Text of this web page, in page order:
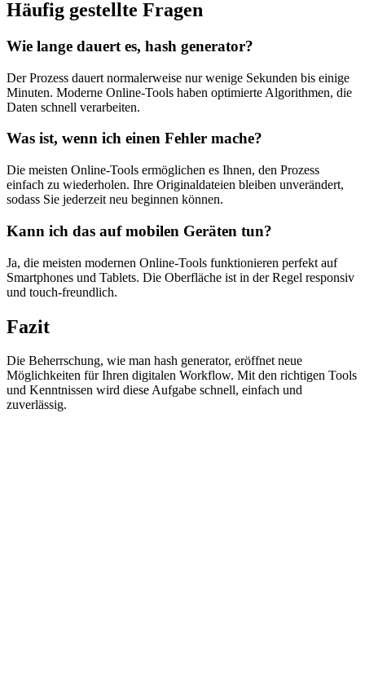
Häufig gestellte Fragen
Wie lange dauert es, hash generator?
Der Prozess dauert normalerweise nur wenige Sekunden bis einige
Minuten. Moderne Online-Tools haben optimierte Algorithmen, die
Daten schnell verarbeiten.
Was ist, wenn ich einen Fehler mache?
Die meisten Online-Tools ermöglichen es Ihnen, den Prozess
einfach zu wiederholen. Ihre Originaldateien bleiben unverändert,
sodass Sie jederzeit neu beginnen können.
Kann ich das auf mobilen Geräten tun?
Ja, die meisten modernen Online-Tools funktionieren perfekt auf
Smartphones und Tablets. Die Oberfläche ist in der Regel responsiv
und touch-freundlich.
Fazit
Die Beherrschung, wie man hash generator, eröffnet neue
Möglichkeiten für Ihren digitalen Workflow. Mit den richtigen Tools
und Kenntnissen wird diese Aufgabe schnell, einfach und
zuverlässig.